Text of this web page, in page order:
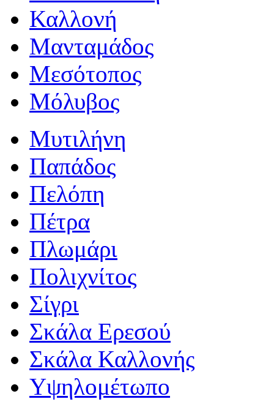
Καλλονή
Μανταμάδος
Μεσότοπος
Μόλυβος
Μυτιλήνη
Παπάδος
Πελόπη
Πέτρα
Πλωμάρι
Πολιχνίτος
Σίγρι
Σκάλα Ερεσού
Σκάλα Καλλονής
Υψηλομέτωπο